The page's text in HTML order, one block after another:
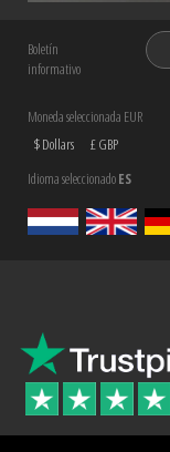
Boletín
informativo
Moneda seleccionada EUR
$ Dollars
£ GBP
Idioma seleccionadoES